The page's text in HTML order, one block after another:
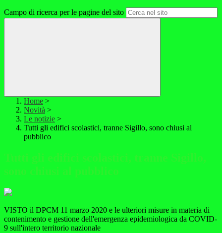
Campo di ricerca per le pagine del sito
Home >
Novità >
Le notizie >
Tutti gli edifici scolastici, tranne Sigillo, sono chiusi al
pubblico
Tutti gli edifici scolastici, tranne Sigillo,
sono chiusi al pubblico
VISTO il DPCM 11 marzo 2020 e le ulteriori misure in materia di
contenimento e gestione dell'emergenza epidemiologica da COVID-
9 sull'intero territorio nazionale